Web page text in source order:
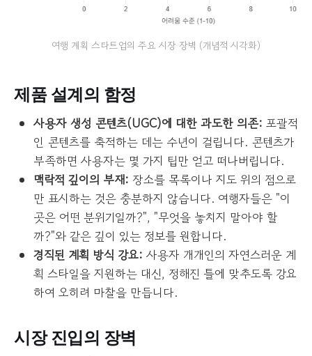
여행 계획 스타트업의 주요 시장 장벽 (개념적 시각화)
제품 설계의 함정
사용자 생성 콘텐츠(UGC)에 대한 과도한 의존: 포괄적
인 콘텐츠를 축적하는 데는 수년이 걸립니다. 콘텐츠가
부족하면 사용자는 몇 가지 팁만 얻고 떠나버립니다.
맥락적 깊이의 부재: 장소를 목록이나 지도 위의 점으로
만 표시하는 것은 충분하지 않습니다. 여행자들은 "이
곳은 어떤 분위기일까?", "무엇을 놓치지 말아야 할
까?"와 같은 깊이 있는 정보를 원합니다.
경직된 계획 방식 강요: 사용자 개개인의 자연스러운 계
획 스타일을 지원하는 대신, 정해진 틀에 맞추도록 강요
하여 오히려 마찰을 만듭니다.
시장 진입의 장벽